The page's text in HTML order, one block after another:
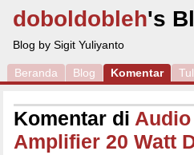
doboldobleh's
Blog by Sigit Yuliyanto
Beranda Blog Komentar
Komentar di Audio
Amplifier 20 Watt